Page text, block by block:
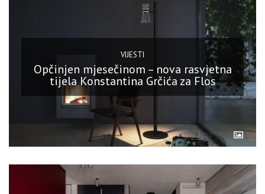
VIJESTI
Opčinjen mjesečinom – nova rasvjetna
tijela Konstantina Grčića za Flos